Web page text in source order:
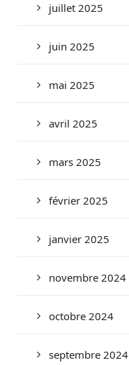
juillet 2025
juin 2025
mai 2025
avril 2025
mars 2025
février 2025
janvier 2025
novembre 2024
octobre 2024
septembre 2024